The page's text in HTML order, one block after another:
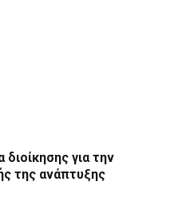
για την
της ανάπτυξης